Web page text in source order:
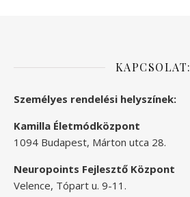
KAPCSOLAT:
Személyes rendelési helyszínek:
Kamilla Életmódközpont
1094 Budapest, Márton utca 28.
Neuropoints Fejlesztő Központ
Velence, Tópart u. 9-11.